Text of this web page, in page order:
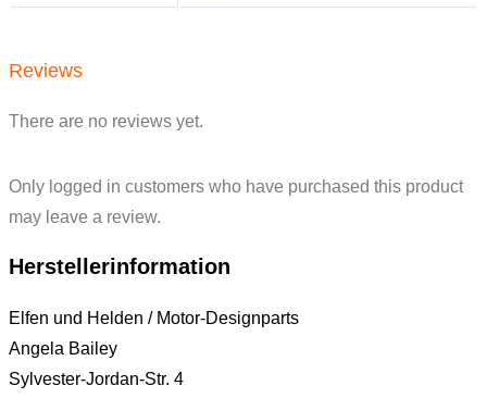
Reviews
There are no reviews yet.
Only logged in customers who have purchased this product
may leave a review.
Herstellerinformation
Elfen und Helden / Motor-Designparts
Angela Bailey
Sylvester-Jordan-Str. 4